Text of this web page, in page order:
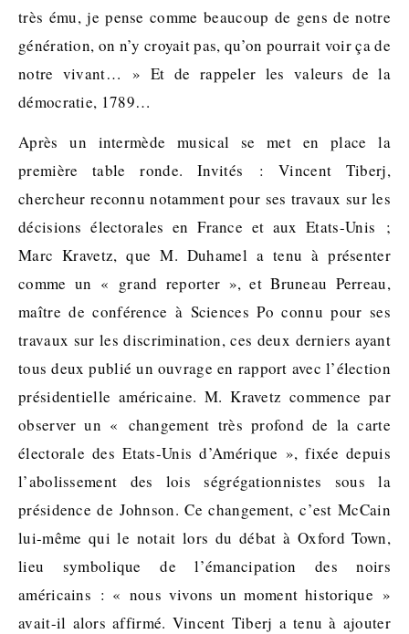
très ému, je pense comme beaucoup de gens de notre
génération, on n’y croyait pas, qu’on pourrait voir ça de
notre vivant… » Et de rappeler les valeurs de la
démocratie, 1789…
Après un intermède musical se met en place la
première table ronde. Invités : Vincent Tiberj,
chercheur reconnu notamment pour ses travaux sur les
décisions électorales en France et aux Etats-Unis ;
Marc Kravetz, que M. Duhamel a tenu à présenter
comme un « grand reporter », et Bruneau Perreau,
maître de conférence à Sciences Po connu pour ses
travaux sur les discrimination, ces deux derniers ayant
tous deux publié un ouvrage en rapport avec l’élection
présidentielle américaine. M. Kravetz commence par
observer un « changement très profond de la carte
électorale des Etats-Unis d’Amérique », fixée depuis
l’abolissement des lois ségrégationnistes sous la
présidence de Johnson. Ce changement, c’est McCain
lui-même qui le notait lors du débat à Oxford Town,
lieu symbolique de l’émancipation des noirs
américains : « nous vivons un moment historique »
avait-il alors affirmé. Vincent Tiberj a tenu à ajouter